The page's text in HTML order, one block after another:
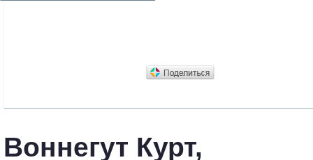
Воннегут Курт,